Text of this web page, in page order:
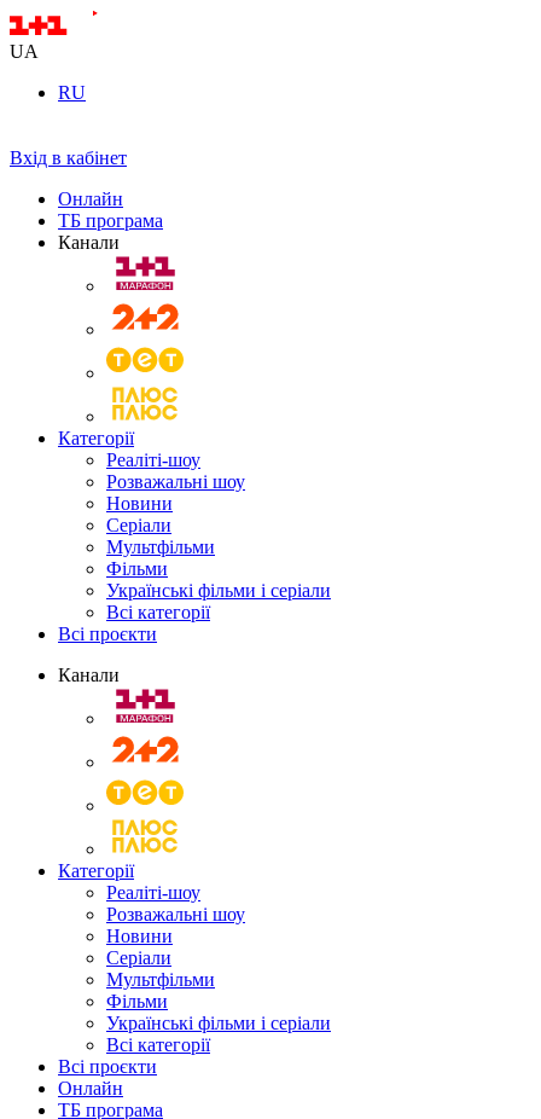
UA
RU
Вхід в кабінет
Онлайн
ТБ програма
Канали
Категорії
Реаліті-шоу
Розважальні шоу
Новини
Серіали
Мультфільми
Фільми
Українські фільми і серіали
Всі категорії
Всі проєкти
Канали
Категорії
Реаліті-шоу
Розважальні шоу
Новини
Серіали
Мультфільми
Фільми
Українські фільми і серіали
Всі категорії
Всі проєкти
Онлайн
ТБ програма